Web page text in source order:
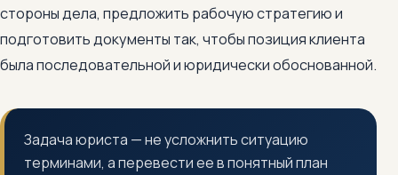
стороны дела, предложить рабочую стратегию и
подготовить документы так, чтобы позиция клиента
была последовательной и юридически обоснованной.
Задача юриста — не усложнить ситуацию
терминами, а перевести ее в понятный план